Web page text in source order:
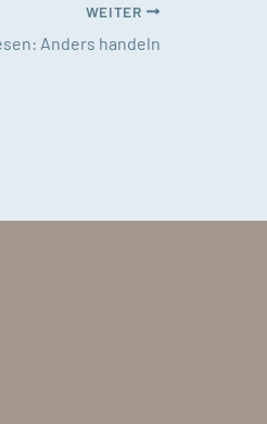
WEITER
Anders handeln